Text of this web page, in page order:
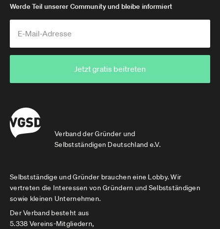
Verband der Gründer und
Selbstständigen Deutschland e.V.
Werde Teil unserer Community und bleibe informiert
Jetzt gratis beitreten
Selbstständige und Gründer brauchen eine Lobby. Wir
vertreten die Interessen von Gründern und Selbstständigen
sowie kleinen Unternehmen.
Der Verband besteht aus
5.338 Vereins-Mitgliedern,